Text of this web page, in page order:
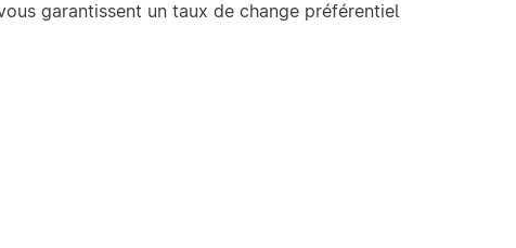
garantissent un taux de change préférentiel